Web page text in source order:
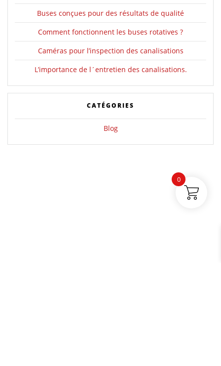
Buses conçues pour des résultats de qualité
Comment fonctionnent les buses rotatives ?
Caméras pour l’inspection des canalisations
L’importance de l´entretien des canalisations.
CATÉGORIES
Blog
0